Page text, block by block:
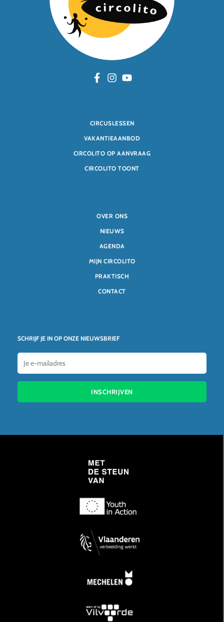
CIRCUSLESSEN
VAKANTIEAANBOD
CIRCOLITO OP AANVRAAG
CIRCOLITO TOONT
SCHRIJF JE IN OP ONZE NIEUWSBRIEF
INSCHRIJVEN
OVER ONS
NIEUWS
AGENDA
MIJN CIRCOLITO
PRAKTISCH
CONTACT